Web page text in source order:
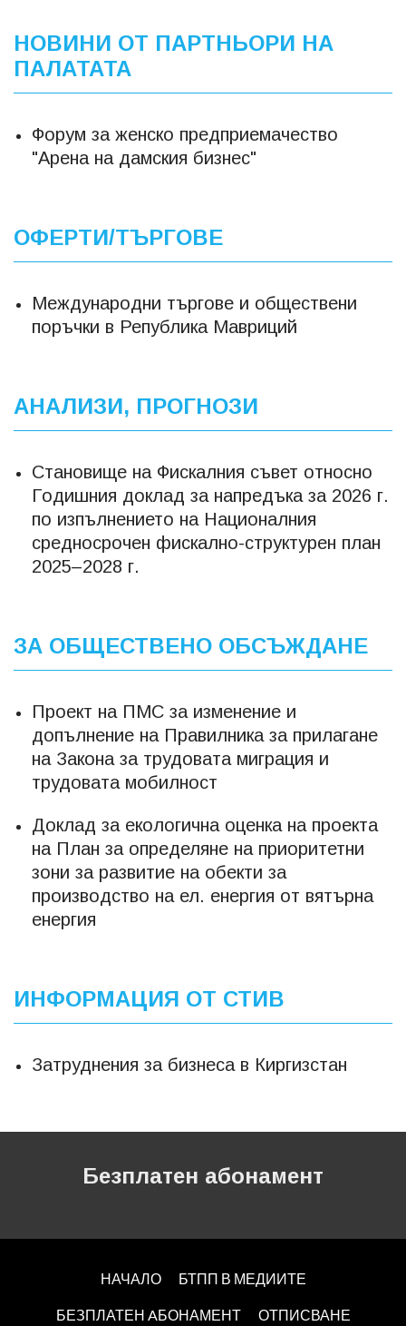
НОВИНИ ОТ ПАРТНЬОРИ НА
ПАЛАТАТА
Форум за женско предприемачество
"Арена на дамския бизнес"
ОФЕРТИ/ТЪРГОВЕ
Международни търгове и обществени
поръчки в Република Мавриций
АНАЛИЗИ, ПРОГНОЗИ
Становище на Фискалния съвет относно
Годишния доклад за напредъка за 2026 г.
по изпълнението на Националния
средносрочен фискално-структурен план
2025–2028 г.
ЗА ОБЩЕСТВЕНО ОБСЪЖДАНЕ
Проект на ПМС за изменение и
допълнение на Правилника за прилагане
на Закона за трудовата миграция и
трудовата мобилност
Доклад за екологична оценка на проекта
на План за определяне на приоритетни
зони за развитие на обекти за
производство на ел. енергия от вятърна
енергия
ИНФОРМАЦИЯ ОТ СТИВ
Затруднения за бизнеса в Киргизстан
Безплатен абонамент
НАЧАЛО БТПП В МЕДИИТЕ
БЕЗПЛАТЕН AБОНАМЕНТ ОТПИСВАНЕ